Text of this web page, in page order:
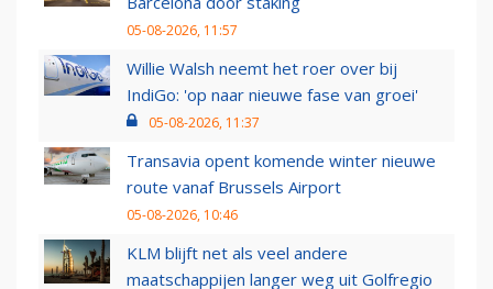
05-08-2026, 11:57
Willie Walsh neemt het roer over bij
IndiGo: 'op naar nieuwe fase van groei'
05-08-2026, 11:37
Transavia opent komende winter nieuwe
route vanaf Brussels Airport
05-08-2026, 10:46
KLM blijft net als veel andere
maatschappijen langer weg uit Golfregio